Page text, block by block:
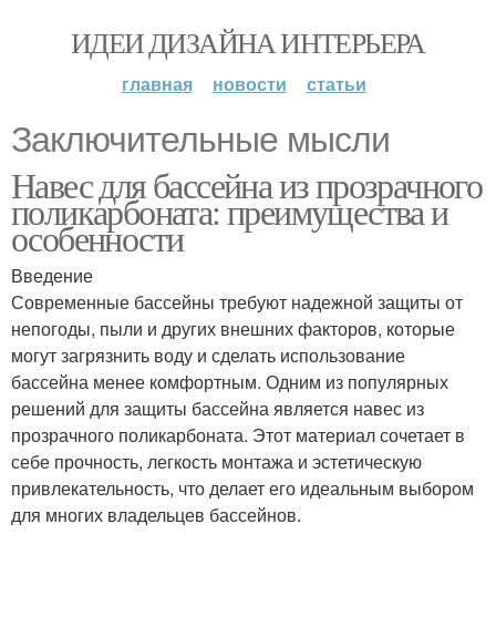
ИДЕИ ДИЗАЙНА ИНТЕРЬЕРА
главная новости статьи
Заключительные мысли
Навес для бассейна из прозрачного
поликарбоната: преимущества и
особенности
Введение
Современные бассейны требуют надежной защиты от
непогоды, пыли и других внешних факторов, которые
могут загрязнить воду и сделать использование
бассейна менее комфортным. Одним из популярных
решений для защиты бассейна является навес из
прозрачного поликарбоната. Этот материал сочетает в
себе прочность, легкость монтажа и эстетическую
привлекательность, что делает его идеальным выбором
для многих владельцев бассейнов.